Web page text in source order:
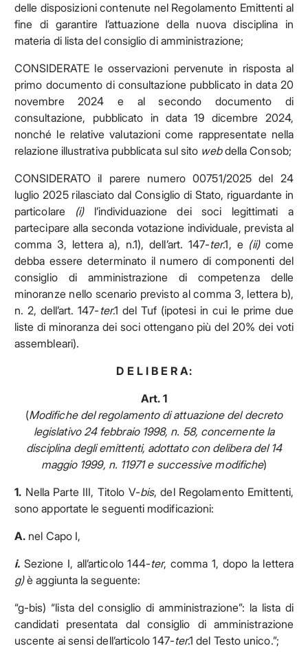
delle disposizioni contenute nel Regolamento Emittenti al
fine di garantire l’attuazione della nuova disciplina in
materia di lista del consiglio di amministrazione;
CONSIDERATE le osservazioni pervenute in risposta al
primo documento di consultazione pubblicato in data 20
novembre 2024 e al secondo documento di
consultazione, pubblicato in data 19 dicembre 2024,
nonché le relative valutazioni come rappresentate nella
relazione illustrativa pubblicata sul sito webdella Consob;
CONSIDERATO il parere numero 00751/2025 del 24
luglio 2025 rilasciato dal Consiglio di Stato, riguardante in
particolare (i)l’individuazione dei soci legittimati a
partecipare alla seconda votazione individuale, prevista al
comma 3, lettera a), n.1), dell’art. 147-ter.1, e (ii)come
debba essere determinato il numero di componenti del
consiglio di amministrazione di competenza delle
minoranze nello scenario previsto al comma 3, lettera b),
n. 2, dell’art. 147- ter.1 del Tuf (ipotesi in cui le prime due
liste di minoranza dei soci ottengano più del 20% dei voti
assembleari).
D E L I B E R A:
Art. 1
(Modifiche del regolamento di attuazione del decreto
legislativo 24 febbraio 1998, n. 58, concernente la
disciplina degli emittenti, adottato con delibera del 14
maggio 1999, n. 11971 e successive modifiche)
1. Nella Parte III, Titolo V-bis, del Regolamento Emittenti,
sono apportate le seguenti modificazioni:
A. nel Capo I,
i. Sezione I, all’articolo 144-ter, comma 1, dopo la lettera
g)è aggiunta la seguente:
“g-bis) “lista del consiglio di amministrazione”: la lista di
candidati presentata dal consiglio di amministrazione
uscente ai sensi dell’articolo 147-ter.1 del Testo unico.”;